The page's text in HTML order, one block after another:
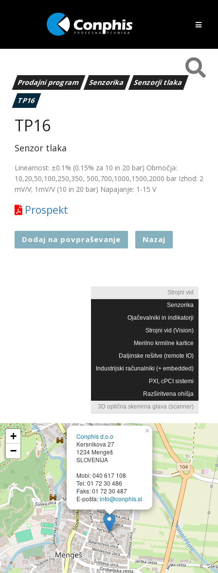
Prodajni program Senzorika
Senzorji tlaka
TP16
TP16
Senzor tlaka
Linearnost: ±0.1% (0.15% za 10 in 20 bar) Območja:
10,20,50,100,250,350, 500,700,1000,1500,2000 bar Izhod: 2
mV/V; 1mV/V (10 in 20 bar) Napajanje: 1-15 V
Prospekt
Dodaj na povpraševanje Nazaj
Strojni vid
Senzorika
Ojačevalniki in indikatorji
Strojni vid (Vision)
Merilno krmilne kartice
Daljinske rešitve (remote IO)
Industrijski računalniki (+ embedded)
PXI, cPCI sistemi
Razširitvena ohišja
3D optična skenirna glava (scanner)
Conphis d.o.o
Kersnikova 27
1234 Mengeš
SLOVENIJA
Mobi: 040 617 108
Tel: 01 72 30 486
Faks: 01 72 30 487
E-pošta:info@conphis.si
×
+
−